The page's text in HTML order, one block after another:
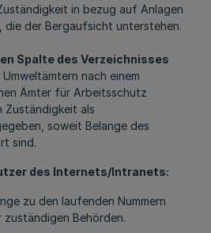
in bezug auf Anlagen
die der Bergaufsicht unterstehen.
Spalte des Verzeichnisses
nach einem
Ämter für Arbeitsschutz
Zuständigkeit als
soweit Belange des
sind.
des Internets/Intranets:
zu den laufenden Nummern
zuständigen Behörden.